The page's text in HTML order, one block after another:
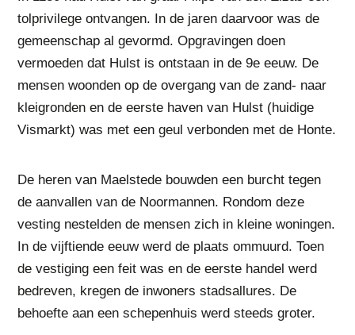
tolprivilege ontvangen. In de jaren daarvoor was de
gemeenschap al gevormd. Opgravingen doen
vermoeden dat Hulst is ontstaan in de 9e eeuw. De
mensen woonden op de overgang van de zand- naar
kleigronden en de eerste haven van Hulst (huidige
Vismarkt) was met een geul verbonden met de Honte.
De heren van Maelstede bouwden een burcht tegen
de aanvallen van de Noormannen. Rondom deze
vesting nestelden de mensen zich in kleine woningen.
In de vijftiende eeuw werd de plaats ommuurd. Toen
de vestiging een feit was en de eerste handel werd
bedreven, kregen de inwoners stadsallures. De
behoefte aan een schepenhuis werd steeds groter.